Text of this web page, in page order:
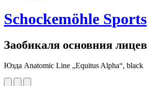
Schockemöhle Sports
Заобикаля основния лицев
Юзда Anatomic Line „Equitus Alpha“, black